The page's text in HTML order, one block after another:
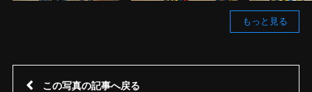
もっと見る
この写真の記事へ戻る